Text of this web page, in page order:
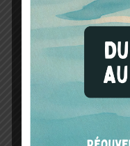
Résolution
Temps de mesure
Dimensions